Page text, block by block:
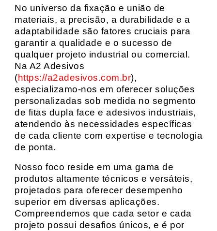
No universo da fixação e união de
materiais, a precisão, a durabilidade e a
adaptabilidade são fatores cruciais para
garantir a qualidade e o sucesso de
qualquer projeto industrial ou comercial.
Na A2 Adesivos
(https://a2adesivos.com.br),
especializamo-nos em oferecer soluções
personalizadas sob medida no segmento
de fitas dupla face e adesivos industriais,
atendendo às necessidades específicas
de cada cliente com expertise e tecnologia
de ponta.
Nosso foco reside em uma gama de
produtos altamente técnicos e versáteis,
projetados para oferecer desempenho
superior em diversas aplicações.
Compreendemos que cada setor e cada
projeto possui desafios únicos, e é por